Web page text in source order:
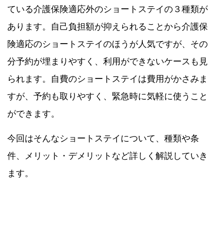
ている介護保険適応外のショートステイの３種類が
あります。自己負担額が抑えられることから介護保
険適応のショートステイのほうが人気ですが、その
分予約が埋まりやすく、利用ができないケースも見
られます。自費のショートステイは費用がかさみま
すが、予約も取りやすく、緊急時に気軽に使うこと
ができます。
今回はそんなショートステイについて、種類や条
件、メリット・デメリットなど詳しく解説していき
ます。